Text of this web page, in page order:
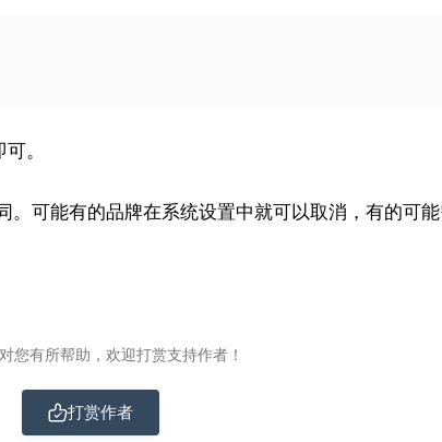
。
。可能有的品牌在系统设置中就可以取消，有的可
您有所帮助，欢迎打赏支持作者！
打赏作者